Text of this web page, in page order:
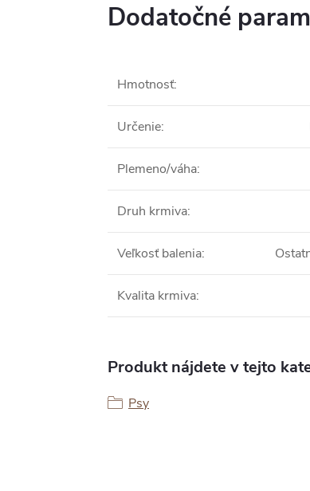
Dodatočné
Hmotnosť:
Určenie:
Plemeno/váha:
Druh krmiva:
Veľkosť balenia:
Kvalita krmiva:
Produkt nájdete v tejto
Psy